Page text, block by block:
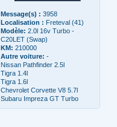
Message(s) : 3958
Localisation : Freteval (41)
Modèle: 2.0l 16v Turbo -
C20LET (Swap)
KM: 210000
Autre voiture: -
Nissan Pathfinder 2.5l
Tigra 1.4l
Tigra 1.6l
Chevrolet Corvette V8 5.7l
Subaru Impreza GT Turbo